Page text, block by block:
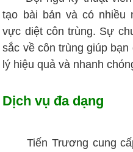
tạo bài bản và có nhiều
vực diệt côn trùng. Sự
sắc về côn trùng giúp
lý hiệu quả và nhanh
Dịch vụ đa dạng
Tiến Trương cung